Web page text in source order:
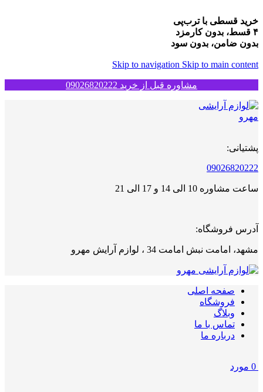
خرید قسطی با ترب‌پی
۴ قسط، بدون کارمزد
بدون ضامن، بدون سود
Skip to navigation Skip to main content
مشاوره قبل از خرید 09026820222
پشتیانی:
09026820222
ساعت مشاوره 10 الی 14 و 17 الی 21
آدرس فروشگاه:
مشهد، امامت نبش امامت 34 ، لوازم آرایش مهرو
صفحه اصلی
فروشگاه
وبلاگ
تماس با ما
درباره ما
0 مورد